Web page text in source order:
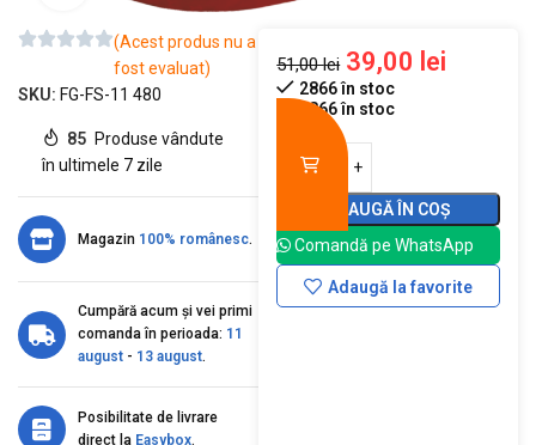
(Acest produs nu a
fost evaluat)
SKU: FG-FS-11 480
85 Produse vândute
în ultimele 7 zile
Magazin 100% românesc.
Cumpără acum și vei primi
comanda în perioada: 11
august - 13 august.
Posibilitate de livrare
direct la Easybox.
51,00lei 39,00 lei
2866 în stoc
2866 în stoc
ADAUGĂ ÎN COȘ
Comandă pe WhatsApp
Adaugă la favorite